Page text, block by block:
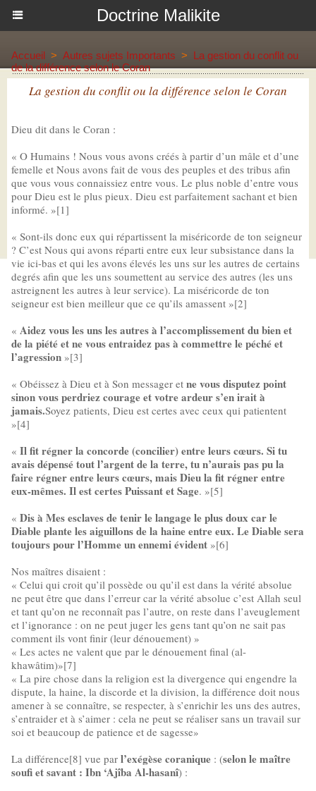
Doctrine Malikite
Accueil > Autres sujets Importants > La gestion du conflit ou
de la différence selon le Coran
La gestion du conflit ou la différence selon le Coran
Dieu dit dans le Coran :
« O Humains ! Nous vous avons créés à partir d’un mâle et d’une
femelle et Nous avons fait de vous des peuples et des tribus afin
que vous vous connaissiez entre vous. Le plus noble d’entre vous
pour Dieu est le plus pieux. Dieu est parfaitement sachant et bien
informé. »[1]
« Sont-ils donc eux qui répartissent la miséricorde de ton seigneur
? C’est Nous qui avons réparti entre eux leur subsistance dans la
vie ici-bas et qui les avons élevés les uns sur les autres de certains
degrés afin que les uns soumettent au service des autres (les uns
astreignent les autres à leur service). La miséricorde de ton
seigneur est bien meilleur que ce qu’ils amassent »[2]
« Aidez vous les uns les autres à l’accomplissement du bien et
de la piété et ne vous entraidez pas à commettre le péché et
l’agression »[3]
« Obéissez à Dieu et à Son messager et ne vous disputez point
sinon vous perdriez courage et votre ardeur s’en irait à
jamais.Soyez patients, Dieu est certes avec ceux qui patientent
»[4]
« Il fit régner la concorde (concilier) entre leurs cœurs. Si tu
avais dépensé tout l’argent de la terre, tu n’aurais pas pu la
faire régner entre leurs cœurs, mais Dieu la fit régner entre
eux-mêmes. Il est certes Puissant et Sage. »[5]
« Dis à Mes esclaves de tenir le langage le plus doux car le
Diable plante les aiguillons de la haine entre eux. Le Diable sera
toujours pour l’Homme un ennemi évident »[6]
Nos maîtres disaient :
« Celui qui croit qu’il possède ou qu’il est dans la vérité absolue
ne peut être que dans l’erreur car la vérité absolue c’est Allah seul
et tant qu’on ne reconnaît pas l’autre, on reste dans l’aveuglement
et l’ignorance : on ne peut juger les gens tant qu’on ne sait pas
comment ils vont finir (leur dénouement) »
« Les actes ne valent que par le dénouement final (al-
khawâtim)»[7]
« La pire chose dans la religion est la divergence qui engendre la
dispute, la haine, la discorde et la division, la différence doit nous
amener à se connaître, se respecter, à s’enrichir les uns des autres,
s’entraider et à s’aimer : cela ne peut se réaliser sans un travail sur
soi et beaucoup de patience et de sagesse»
La différence[8] vue par l’exégèse coranique : (selon le maître
soufi et savant : Ibn ‘Ajîba Al-hasanî) :